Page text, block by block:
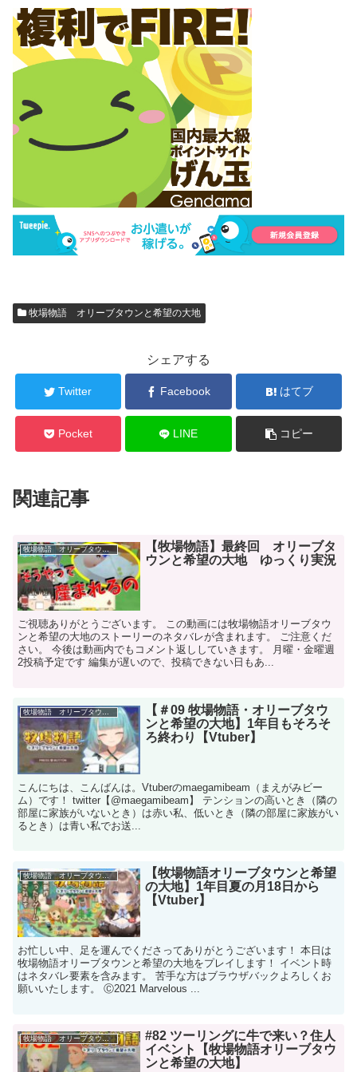
牧場物語 オリーブタウンと希望の大地
シェアする
Twitter Facebook はてブ
Pocket LINE コピー
関連記事
【牧場物語】最終回 オリーブタ
ウンと希望の大地 ゆっくり実況
ご視聴ありがとうございます。 この動画には牧場物語オリーブタウ
ンと希望の大地のストーリーのネタバレが含まれます。 ご注意くだ
さい。 今後は動画内でもコメント返ししていきます。 月曜・金曜週
2投稿予定です 編集が遅いので、投稿できない日もあ...
牧場物語 オリーブタウンと希望の大地
【＃09 牧場物語・オリーブタウ
ンと希望の大地】1年目もそろそ
ろ終わり【Vtuber】
こんにちは、こんばんは。Vtuberのmaegamibeam（まえがみビー
ム）です！ twitter【@maegamibeam】 テンションの高いとき（隣の
部屋に家族がいないとき）は赤い私、低いとき（隣の部屋に家族がい
るとき）は青い私でお送...
牧場物語 オリーブタウンと希望の大地
【牧場物語オリーブタウンと希望
の大地】1年目夏の月18日から
【Vtuber】
お忙しい中、足を運んでくださってありがとうございます！ 本日は
牧場物語オリーブタウンと希望の大地をプレイします！ イベント時
はネタバレ要素を含みます。 苦手な方はブラウザバックよろしくお
願いいたします。 Ⓒ2021 Marvelous ...
牧場物語 オリーブタウンと希望の大地
#82 ツーリングに牛で来い？住人
イベント【牧場物語オリーブタウ
ンと希望の大地】